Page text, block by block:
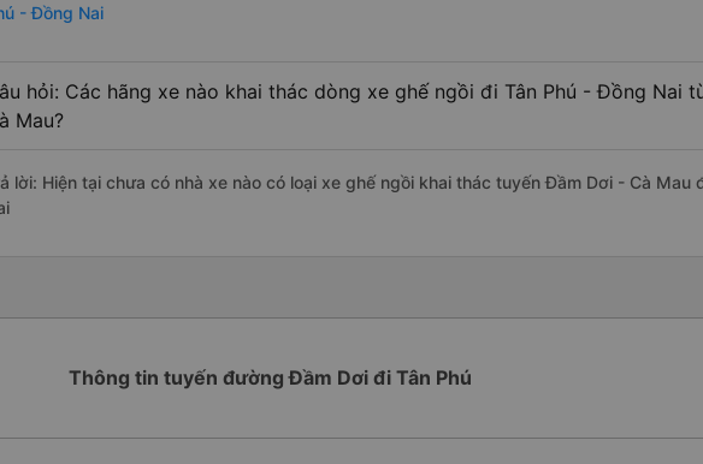
- Đồng Nai
hỏi: Các hãng xe nào khai thác dòng xe ghế ngồi đi Tân Phú - Đồng Nai
Mau?
lời: Hiện tại chưa có nhà xe nào có loại xe ghế ngồi khai thác tuyến Đầm Dơi - Cà Mau
Thông tin tuyến đường Đầm Dơi đi Tân Phú